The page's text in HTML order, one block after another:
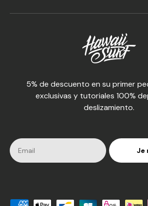
5% de descuento en su primer
exclusivas y tutoriales 100%
deslizamiento.
Je